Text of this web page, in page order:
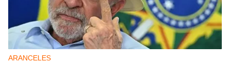
ARANCELES